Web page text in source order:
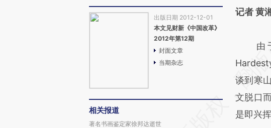
出版日期 2012-12-01
本文见财新《中国改革》
2012年第12期
封面文章
当期杂志
相关报道
著名书画鉴定家徐邦达逝世
记者 黄
AI
[https://
(https://
成，可
新观点
由于
谈到寒
文脱口
是即兴